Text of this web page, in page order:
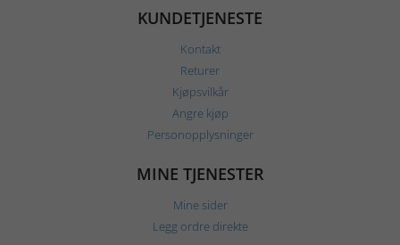
KUNDETJENESTE
Kontakt
Returer
Kjøpsvilkår
Angre kjøp
Personopplysninger
MINE TJENESTER
Mine sider
Legg ordre direkte